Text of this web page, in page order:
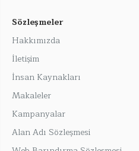
Sözleşmeler
Hakkımızda
İletişim
İnsan Kaynakları
Makaleler
Kampanyalar
Alan Adı Sözleşmesi